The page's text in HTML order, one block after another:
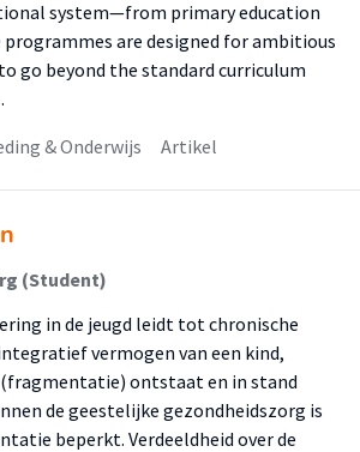
system—from primary education
programmes are designed for ambitious
go beyond the standard curriculum
& Onderwijs Artikel
(Student)
in de jeugd leidt tot chronische
vermogen van een kind,
ontstaat en in stand
de geestelijke gezondheidszorg is
beperkt. Verdeeldheid over de